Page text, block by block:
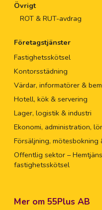
Övrigt
ROT & RUT-avdrag
Företagstjänster
Fastighetsskötsel
Kontorsstädning
Värdar, informatörer &
Hotell, kök & servering
Lager, logistik & industri
Ekonomi, administration,
Försäljning, mötesbokning
Offentlig sektor –
fastighetsskötsel
Mer om 55Plus AB